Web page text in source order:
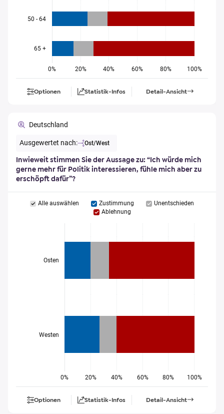
0% 20% 40% 60% 80% 100%
50 - 64
65 +
Optionen Statistik-Infos Detail-Ansicht
Deutschland
Ausgewertet nach: Ost/West
Inwieweit stimmen Sie der Aussage zu: “Ich würde mich
gerne mehr für Politik interessieren, fühle mich aber zu
erschöpft dafür”?
Alle auswählen Zustimmung
Unentschieden
Ablehnung
0% 20% 40% 60% 80% 100%
Osten
Westen
Optionen Statistik-Infos Detail-Ansicht